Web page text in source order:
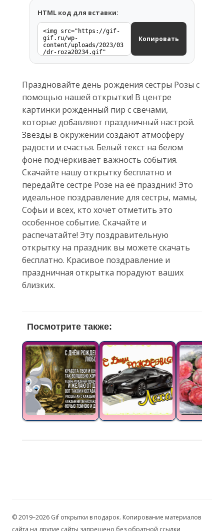
HTML код для вставки:
Копировать
Праздновайте день рождения сестры Розы с
помощью нашей открытки! В центре
картинки рожденный пир с свечами,
которые добавляют праздничный настрой.
Звёзды в окружении создают атмосферу
радости и счастья. Белый текст на белом
фоне подчёркивает важность события.
Скачайте нашу открытку бесплатно и
передайте сестре Розе на её праздник! Это
идеальное поздравление для сестры, мамы,
Софьи и всех, кто хочет отметить это
особенное событие. Скачайте и
распечатайте! Эту поздравительную
открытку на праздник вы можете скачать
бесплатно. Красивое поздравление и
праздничная открытка порадуют ваших
близких.
Посмотрите также:
© 2019–2026 Gif открытки в подарок. Копирование материалов
сайта на другие сайты запрещено без обратной ссылки